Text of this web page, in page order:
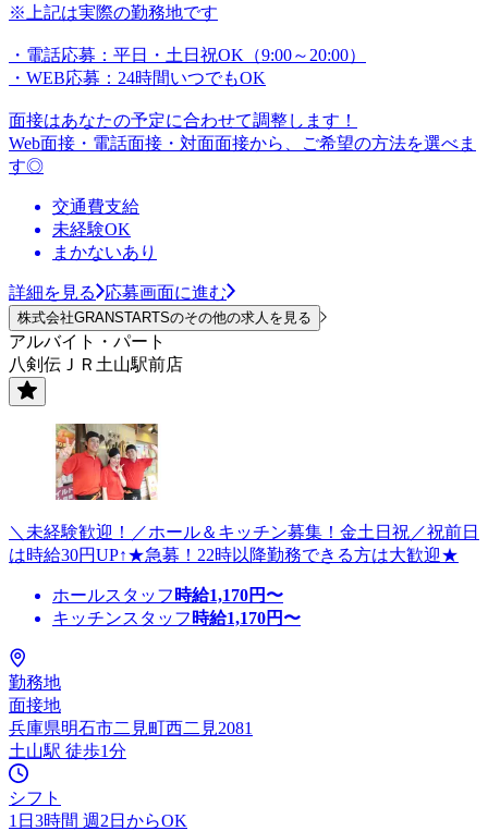
※上記は実際の勤務地です
・電話応募：平日・土日祝OK（9:00～20:00）
・WEB応募：24時間いつでもOK
面接はあなたの予定に合わせて調整します！
Web面接・電話面接・対面面接から、ご希望の方法を選べま
す◎
交通費支給
未経験OK
まかないあり
詳細を見る 応募画面に進む
株式会社GRANSTARTSのその他の求人を見る
アルバイト・パート
八剣伝ＪＲ土山駅前店
＼未経験歓迎！／ホール＆キッチン募集！金土日祝／祝前日
は時給30円UP↑★急募！22時以降勤務できる方は大歓迎★
ホールスタッフ 時給1,170円〜
キッチンスタッフ 時給1,170円〜
勤務地
面接地
兵庫県明石市二見町西二見2081
土山駅 徒歩1分
シフト
1日3時間 週2日からOK